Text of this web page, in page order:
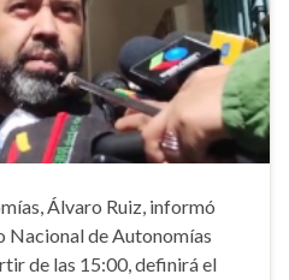
Álvaro Ruiz, informó
Nacional de Autonomías
de las 15:00, definirá el